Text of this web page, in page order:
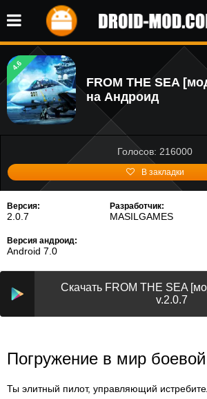
4.6
FROM THE SEA
на Андроид
Голосов: 216000
В закладки
Версия:
2.0.7
Разработчик:
MASILGAMES
Версия андроид:
Android 7.0
Скачать FROM THE SEA
v.2.0.7
Погружение в мир
Ты элитный пилот, управляющий